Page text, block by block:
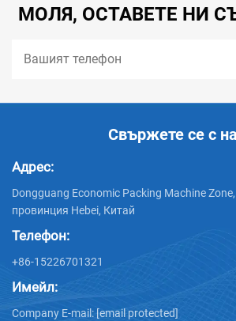
МОЛЯ, ОСТАВЕТЕ НИ
Свържете се с
Адрес:
Dongguang Economic Packing Machine
провинция Hebei, Китай
Телефон:
+86-15226701321
Имейл:
Company E-mail: [email protected]